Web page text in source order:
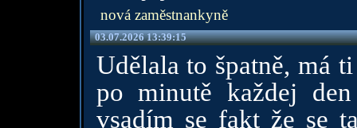
nová zaměstnankyně
03.07.2026 13:39:15
Udělala to špatně, má
po minutě každej
vsadím se fakt že se